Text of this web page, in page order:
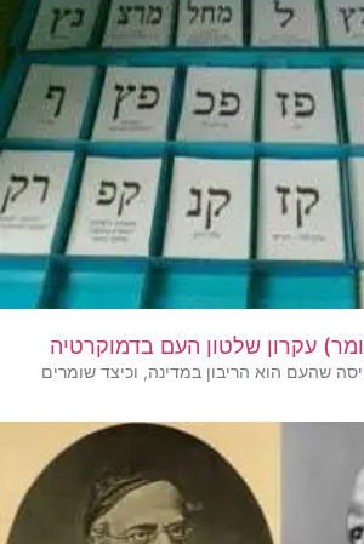
עקרון שלטון העם בדמוקרטיה
שהעם הוא הריבון במדינה, וכיצד שומרים